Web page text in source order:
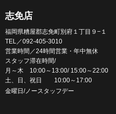
志免店
福岡県糟屋郡志免町別府１丁目９−１
TEL／092-405-3010
営業時間／24時間営業・年中無休
スタッフ滞在時間/
月～木 10:00～13:00/ 15:00～22:00
土、日、祝日 10:00～17:00
金曜日/ノースタッフデー